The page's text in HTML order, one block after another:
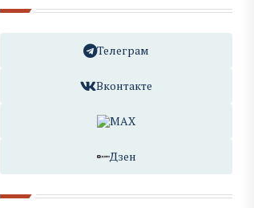
Телеграм
Вконтакте
MAX
Дзен